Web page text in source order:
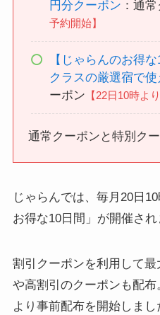
円分クーポン ：通
予約開始】
【じゃらんのお得
クラスの厳選宿で
ーポン 【22日10時よ
通常クーポンと特別ク
じゃらんでは、毎月20日
お得な10日間」が開催され
割引クーポンを利用して
や高割引のクーポンも配布
より事前配布を開始しまし